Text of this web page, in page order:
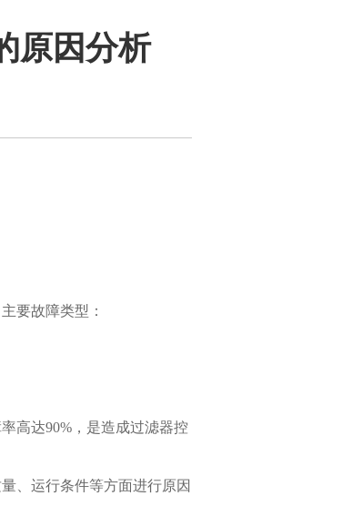
原因分析
要故障类型：
高达90%，是造成过滤器控
、运行条件等方面进行原因